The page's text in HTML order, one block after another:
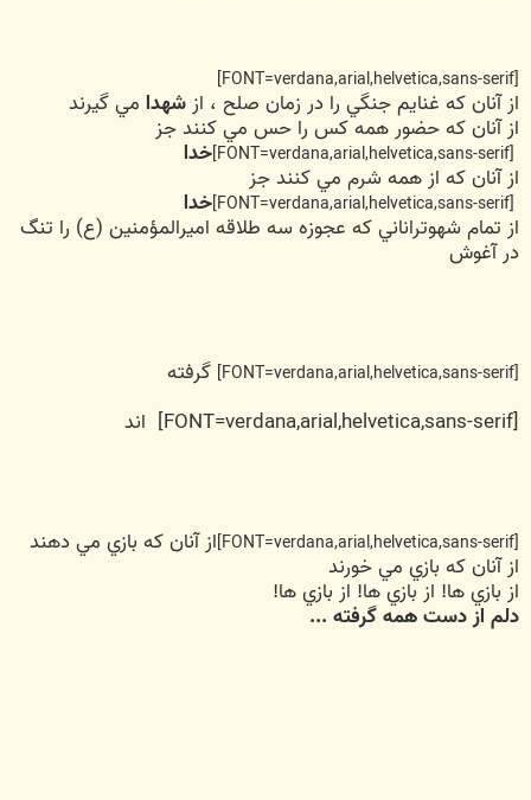
[FONT=verdana,arial,helvetica,sans-serif]
از آنان که غنايم جنگي را در زمان صلح ، از شهدا مي گيرند
از آنان که حضور همه کس را حس مي کنند جز
[FONT=verdana,arial,helvetica,sans-serif] خدا
از آنان که از همه شرم مي کنند جز
[FONT=verdana,arial,helvetica,sans-serif] خدا
از تمام شهوتراناني که عجوزه سه طلاقه اميرالمؤمنين (ع) را تنگ
در آغوش
[FONT=verdana,arial,helvetica,sans-serif]
گرفته
[FONT=verdana,arial,helvetica,sans-serif] اند
[FONT=verdana,arial,helvetica,sans-serif] از آنان که بازي مي دهند
از آنان که بازي مي خورند
از بازي ها! از بازي ها! از بازي ها!
دلم از دست همه گرفته ...